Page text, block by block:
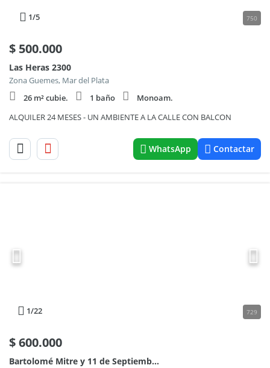
1/5 750
$ 500.000
Las Heras 2300
Zona Guemes, Mar del Plata
26 m² cubie.
1 baño
Monoam.
ALQUILER 24 MESES - UN AMBIENTE A LA CALLE CON BALCON
WhatsApp Contactar
1/22 729
$600.000
Bartolomé Mitre y 11 de Septiembre